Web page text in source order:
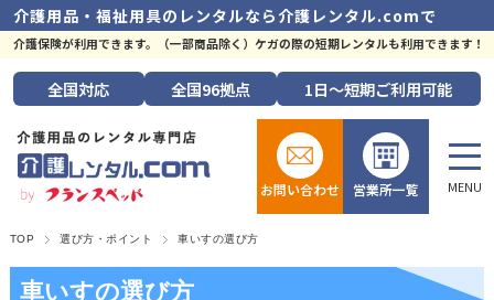
介護用品・福祉用具のレンタルなら 介護レンタル.comで
介護保険が利用できます。（一部商品除く）ケガの際の短期レンタルも利用できます！
全国対応 全国96拠点 1日～短期ご利用可能
お問い合わせ 営業所一覧
TOP 選び方・ポイント 車いすの選び方
車いすの選び方